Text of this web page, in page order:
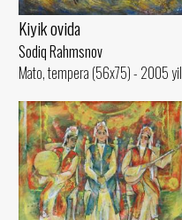
Kiyik ovida
Sodiq Rahmsnov
Mato, tempera (56x75) - 2005 yil